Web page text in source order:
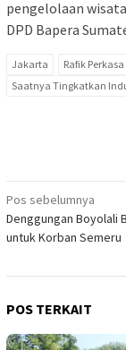
pengelolaan
DPD Bapera
Jakarta
Rafik
Saatnya Tingkatkan
Navigasi
pos
Pos sebelumnya
Denggungan Boyolali
untuk Korban Semeru
POS TERKAIT